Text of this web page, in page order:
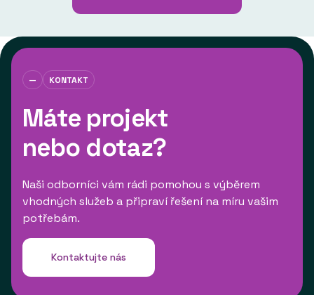
— KONTAKT
Máte projekt
nebo dotaz?
Naši odborníci vám rádi pomohou s výběrem
vhodných služeb a připraví řešení na míru vašim
potřebám.
Kontaktujte nás